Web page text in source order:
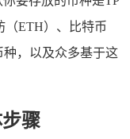
（ETH）、比特币
种，以及众多基于这
骤